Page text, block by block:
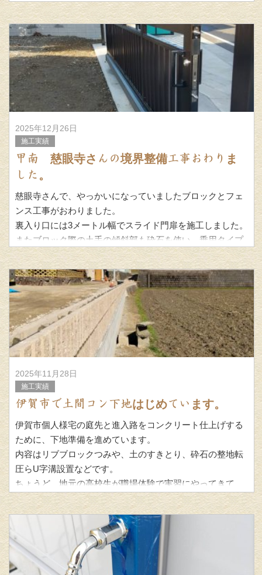
低温対策がしにくく、打設後の養生や打設
2025年12月26日
施工実績
甲南 慈眼寺さんの境界整備工事おわりま
した。
慈眼寺さんで、やっかいになっていましたブロックとフェ
ンス工事がおわりました。
裏入り口には3メートル幅でスライド門扉を施工しました。
またブロック際の土手の傾斜部も砕石を使い、乗用タイプ
の草刈機が使える角度まで傾斜
2025年11月28日
施工実績
伊賀市で土間コン下地はじめています。
伊賀市個人様宅の庭先と進入路をコンクリート仕上げする
ために、下地準備を進めています。
内容はリブブロックつみや、土のすきとり、砕石の整地転
圧らU字溝設置などです。
ちょうど、地元の高校生が職場体験で実習にやってきて